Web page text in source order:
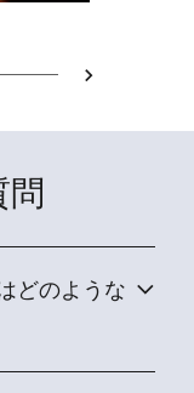
2 - Kegon
イド 3 -
スライド 4
次へ
問
どのような